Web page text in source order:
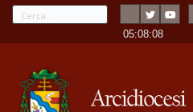
-05:08:08